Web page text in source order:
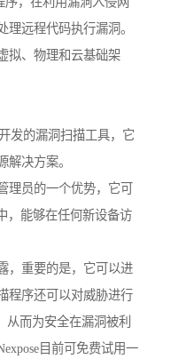
远程代码执行漏洞。
拟、物理和云基础架
发的漏洞扫描工具，它
解决方案。
理员的一个优势，它可
，能够在任何新设备访
，重要的是，它可以进
程序还可以对威胁进行
从而为安全在漏洞被利
目前可免费试用一